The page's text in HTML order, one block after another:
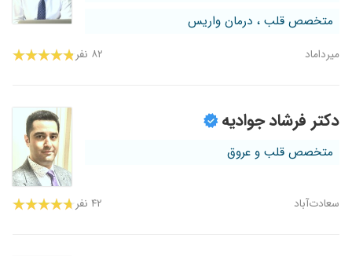
متخصص قلب ، درمان واریس
میرداماد ۸۲ نفر
دکتر فرشاد جوادیه
متخصص قلب و عروق
سعادت‌آباد ۴۲ نفر